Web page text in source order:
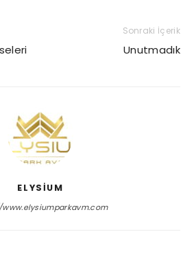
Sonraki İçerik
Unutmadık
ELYSIUM